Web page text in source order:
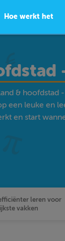
Hoe werkt het
& hoofdstad
een leuke en
en start
leren voor
vakken